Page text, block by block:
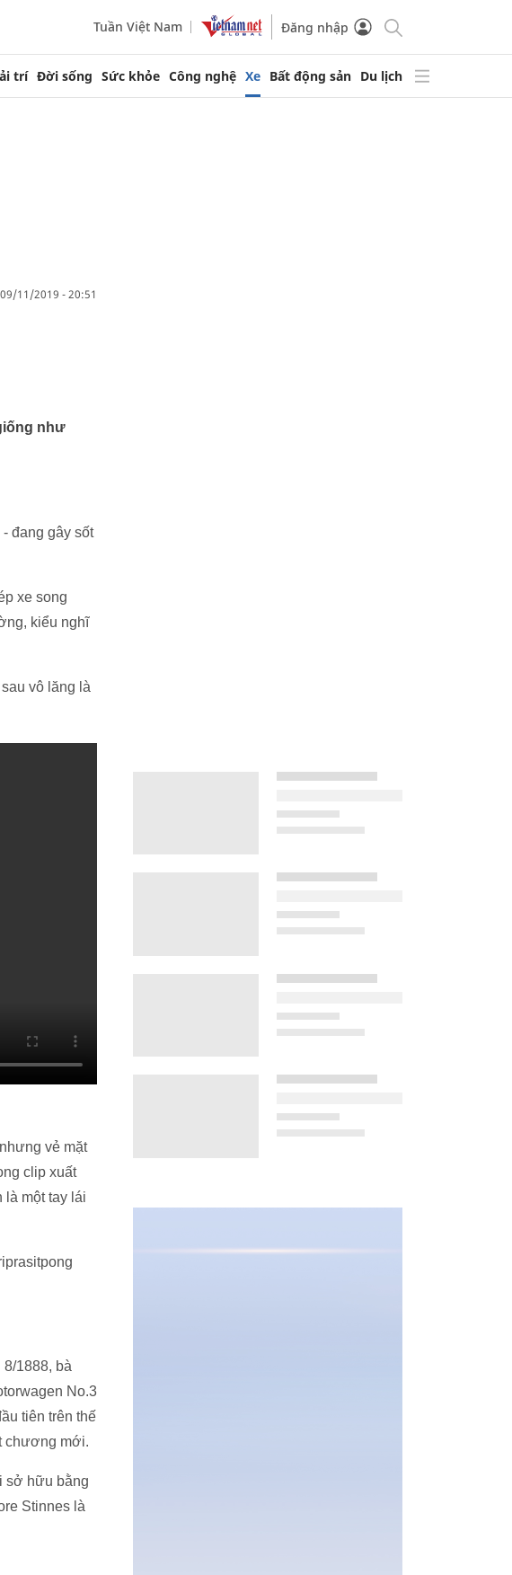
Tuần Việt Nam Đăng nhập
trí Đời sống Sức khỏe Công nghệ Xe Bất động sản Du lịch
09/11/2019 - 20:51
như
đang gây sốt
xe song
kiểu nghĩ
vô lăng là
vẻ mặt
clip xuất
là một tay lái
1888, bà
No.3
tiên trên thế
chương mới.
sở hữu bằng
Stinnes là